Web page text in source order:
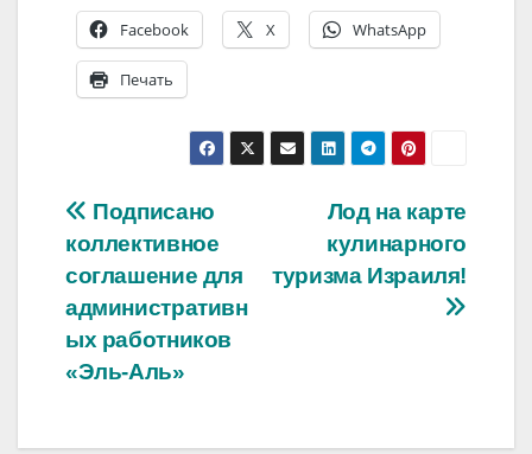
Facebook X WhatsApp
Печать
Навигация
по
записям
Лод на карте
кулинарного
туризма Израиля!
Подписано
коллективное
соглашение для
административн
ых работников
«Эль-Аль»